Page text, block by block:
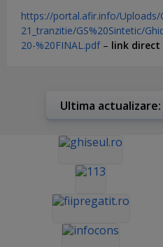
https://portal.afir.info/Uploads/
21_tranzitie/GS%20Sintetic/
20-%20FINAL.pdf– link direct
Ultima